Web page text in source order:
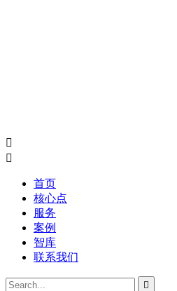


首页
核心点
服务
案例
智库
联系我们
